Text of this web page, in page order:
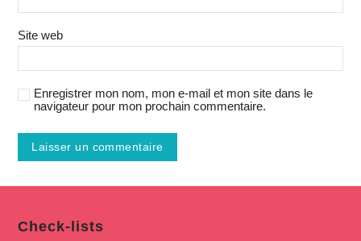
Site web
Enregistrer mon nom, mon e-mail et mon site dans le
navigateur pour mon prochain commentaire.
Check-lists